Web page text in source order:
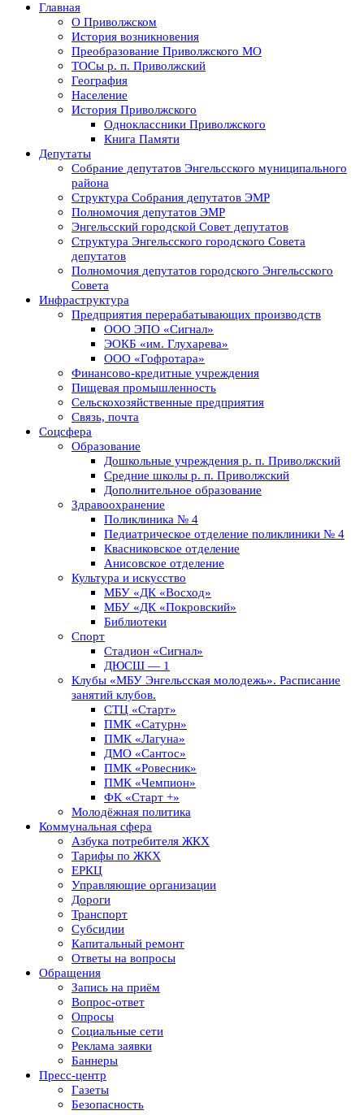
Главная
О Приволжском
История возникновения
Преобразование Приволжского МО
ТОСы р. п. Приволжский
География
Население
История Приволжского
Одноклассники Приволжского
Книга Памяти
Депутаты
Собрание депутатов Энгельсского муниципального
района
Структура Собрания депутатов ЭМР
Полномочия депутатов ЭМР
Энгельсский городской Совет депутатов
Структура Энгельсского городского Совета
депутатов
Полномочия депутатов городского Энгельсского
Совета
Инфраструктура
Предприятия перерабатывающих производств
ООО ЭПО «Сигнал»
ЭОКБ «им. Глухарева»
ООО «Гофротара»
Финансово-кредитные учреждения
Пищевая промышленность
Сельскохозяйственные предприятия
Связь, почта
Соцсфера
Образование
Дошкольные учреждения р. п. Приволжский
Средние школы р. п. Приволжский
Дополнительное образование
Здравоохранение
Поликлиника № 4
Педиатрическое отделение поликлиники № 4
Квасниковское отделение
Анисовское отделение
Культура и искусство
МБУ «ДК «Восход»
МБУ «ДК «Покровский»
Библиотеки
Спорт
Стадион «Сигнал»
ДЮСШ — 1
Клубы «МБУ Энгельсская молодежь». Расписание
занятий клубов.
СТЦ «Старт»
ПМК «Сатурн»
ПМК «Лагуна»
ДМО «Сантос»
ПМК «Ровесник»
ПМК «Чемпион»
ФК «Старт +»
Молодёжная политика
Коммунальная сфера
Азбука потребителя ЖКХ
Тарифы по ЖКХ
ЕРКЦ
Управляющие организации
Дороги
Транспорт
Субсидии
Капитальный ремонт
Ответы на вопросы
Обращения
Запись на приём
Вопрос-ответ
Опросы
Социальные сети
Реклама заявки
Баннеры
Пресс-центр
Газеты
Безопасность